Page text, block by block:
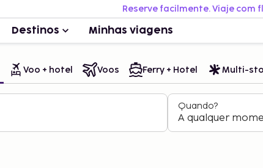
Reserve facilmente. Viaje com
Destinos Minhas viagens
Voo + hotel Voos Ferry + Hotel Multi-
Quando?
A qualquer